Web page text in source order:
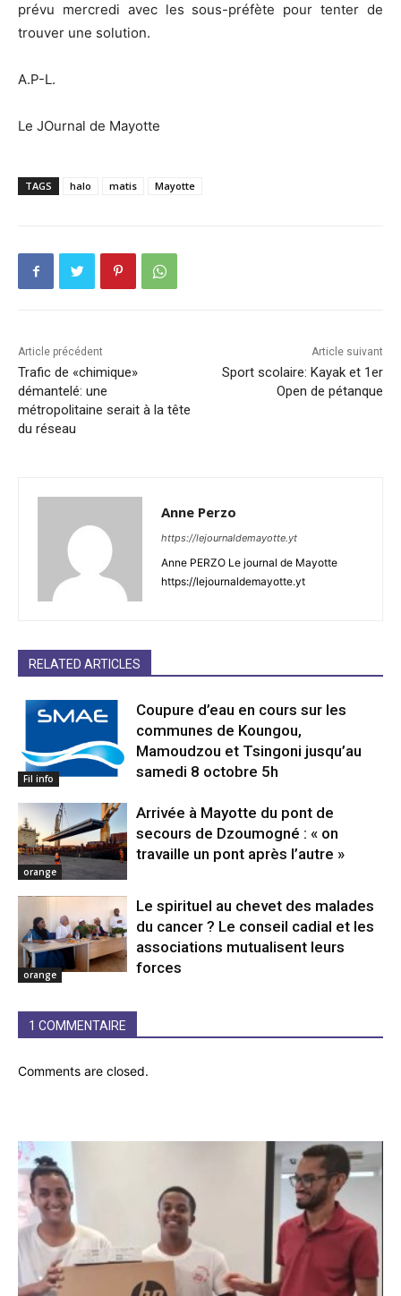
prévu mercredi avec les sous-préfète pour tenter de
trouver une solution.
A.P-L.
Le JOurnal de Mayotte
TAGS halo matis Mayotte
Article précédent
Trafic de «chimique»
démantelé: une
métropolitaine serait à la tête
du réseau
Article suivant
Sport scolaire: Kayak et 1er
Open de pétanque
Anne Perzo
https://lejournaldemayotte.yt
Anne PERZO Le journal de Mayotte
https://lejournaldemayotte.yt
RELATED ARTICLES
Fil info
Coupure d’eau en cours sur les
communes de Koungou,
Mamoudzou et Tsingoni jusqu’au
samedi 8 octobre 5h
orange
Arrivée à Mayotte du pont de
secours de Dzoumogné : « on
travaille un pont après l’autre »
orange
Le spirituel au chevet des malades
du cancer ? Le conseil cadial et les
associations mutualisent leurs
forces
1 COMMENTAIRE
Comments are closed.